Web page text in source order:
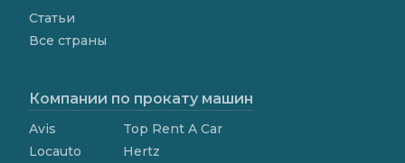
Статьи
Все страны
Компании по прокату машин
Avis
Locauto
Top Rent A Car
Hertz